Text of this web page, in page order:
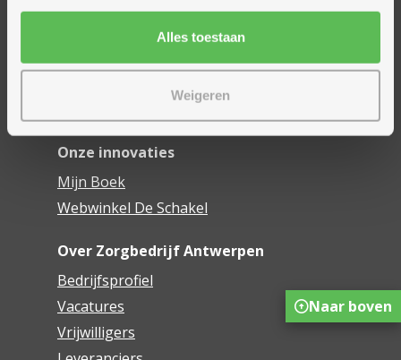
Alles toestaan
Weigeren
Assistentiewoningen
Onze innovaties
Mijn Boek
Webwinkel De Schakel
Over Zorgbedrijf Antwerpen
Bedrijfsprofiel
Vacatures
Vrijwilligers
Naar boven